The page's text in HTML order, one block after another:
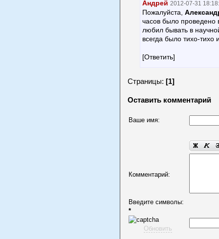
Андрей 2012-07-31
Пожалуйста,
часов было проведено
любил бывать в
всегда было тихо-
[Ответить]
Страницы: [1]
Оставить комментарий
Ваше имя:
Комментарий:
Введите символы:
*
Обновить